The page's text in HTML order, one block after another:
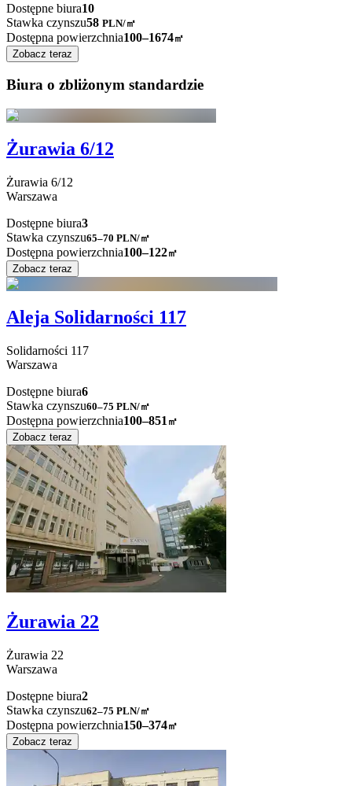
Dostępne biura10
Stawka czynszu58 PLN/㎡
Dostępna powierzchnia100–1674㎡
Zobacz teraz
Biura o zbliżonym standardzie
Żurawia 6/12
Żurawia 6/12
Warszawa
Dostępne biura3
Stawka czynszu65–70 PLN/㎡
Dostępna powierzchnia100–122㎡
Zobacz teraz
Aleja Solidarności 117
Solidarności 117
Warszawa
Dostępne biura6
Stawka czynszu60–75 PLN/㎡
Dostępna powierzchnia100–851 ㎡
Zobacz teraz
Żurawia 22
Żurawia 22
Warszawa
Dostępne biura2
Stawka czynszu62–75 PLN/㎡
Dostępna powierzchnia150–374㎡
Zobacz teraz